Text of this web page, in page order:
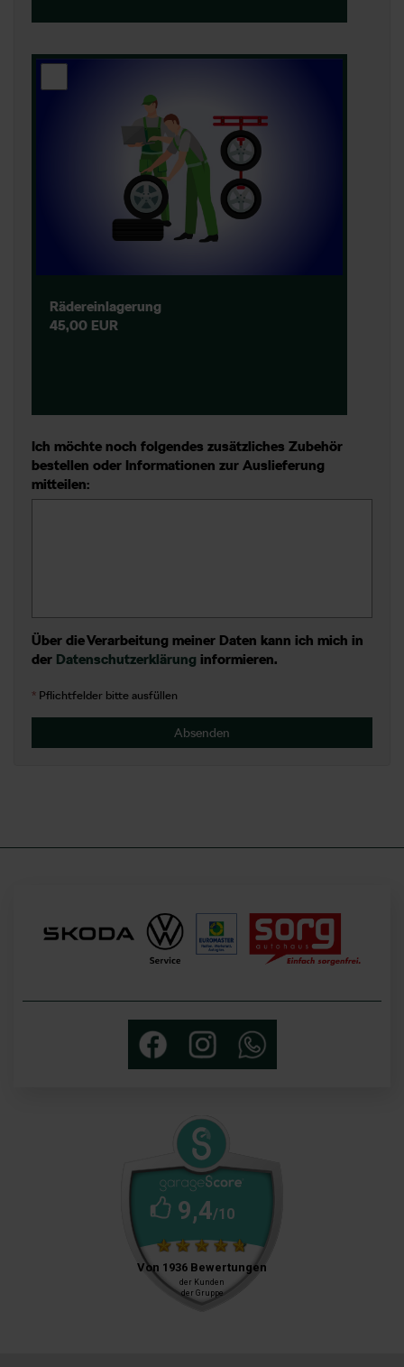
Rädereinlagerung
45,00 EUR
Ich möchte noch folgendes zusätzliches Zubehör
bestellen oder Informationen zur Auslieferung
mitteilen:
Über die Verarbeitung meiner Daten kann ich mich in
der Datenschutzerklärung informieren.
* Pflichtfelder bitte ausfüllen
Absenden